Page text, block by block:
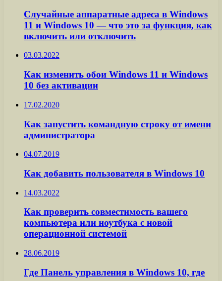
Случайные аппаратные адреса в Windows
11 и Windows 10 — что это за функция, как
включить или отключить
03.03.2022
Как изменить обои Windows 11 и Windows
10 без активации
17.02.2020
Как запустить командную строку от имени
администратора
04.07.2019
Как добавить пользователя в Windows 10
14.03.2022
Как проверить совместимость вашего
компьютера или ноутбука с новой
операционной системой
28.06.2019
Где Панель управления в Windows 10, где